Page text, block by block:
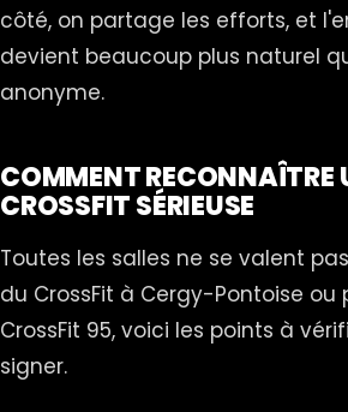
côté, on partage les efforts, et
devient beaucoup plus naturel
anonyme.
COMMENT RECONNAÎTRE
CROSSFIT SÉRIEUSE
Toutes les salles ne se valent
du CrossFit à Cergy-Pontoise
CrossFit 95, voici les points à
signer.